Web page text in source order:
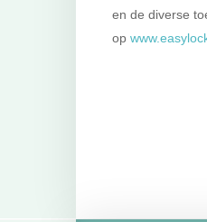
en de diverse
op